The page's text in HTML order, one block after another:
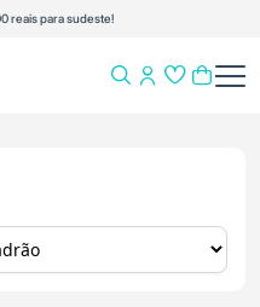
reais para sudeste!